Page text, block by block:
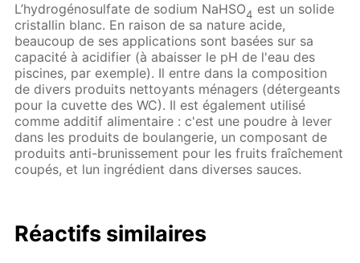
L’hydrogénosulfate de sodium NaHSO4 est un solide
cristallin blanc. En raison de sa nature acide,
beaucoup de ses applications sont basées sur sa
capacité à acidifier (à abaisser le pH de l'eau des
piscines, par exemple). Il entre dans la composition
de divers produits nettoyants ménagers (détergeants
pour la cuvette des WC). Il est également utilisé
comme additif alimentaire : c'est une poudre à lever
dans les produits de boulangerie, un composant de
produits anti-brunissement pour les fruits fraîchement
coupés, et lun ingrédient dans diverses sauces.
Réactifs similaires